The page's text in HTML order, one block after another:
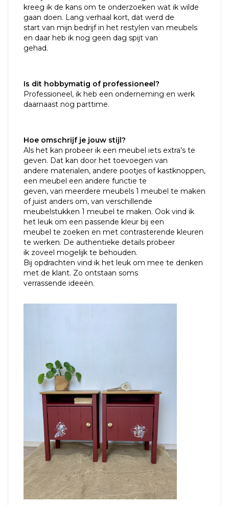
kreeg ik de kans om te onderzoeken wat ik wilde
gaan doen. Lang verhaal kort, dat werd de
start van mijn bedrijf in het restylen van meubels
en daar heb ik nog geen dag spijt van
gehad.
Is dit hobbymatig of professioneel?
Professioneel, ik heb een onderneming en werk
daarnaast nog parttime.
Hoe omschrijf je jouw stijl?
Als het kan probeer ik een meubel iets extra's te
geven. Dat kan door het toevoegen van
andere materialen, andere pootjes of kastknoppen,
een meubel een andere functie te
geven, van meerdere meubels 1 meubel te maken
of juist anders om, van verschillende
meubelstukken 1 meubel te maken. Ook vind ik
het leuk om een passende kleur bij een
meubel te zoeken en met contrasterende kleuren
te werken. De authentieke details probeer
ik zoveel mogelijk te behouden.
Bij opdrachten vind ik het leuk om mee te denken
met de klant. Zo ontstaan soms
verrassende ideeën.